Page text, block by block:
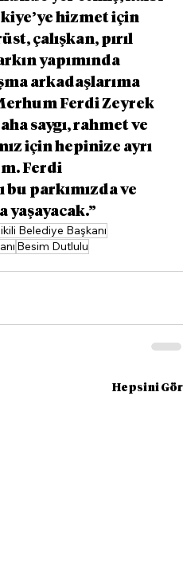
hizmet için
çalışkan, pırıl
yapımında
arkadaşlarıma
Ferdi Zeyrek
saygı, rahmet ve
için hepinize ayrı
Ferdi
bu parkımızda ve
Belediye Başkanı
Besim Dutlulu
Hepsini Gör